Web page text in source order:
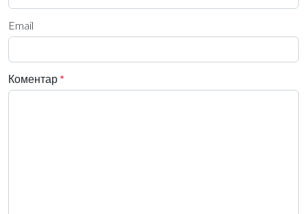
Email
Коментар *